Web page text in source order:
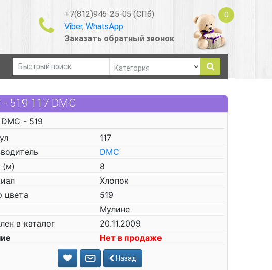
+7(812)946-25-05 (СПб)
Viber, WhatsApp
Заказать обратный звонок
0
519 117 DMC
- 519
117
DMC
(м)
8
Хлопок
цвета
519
Мулине
в каталог
20.11.2009
Нет в продаже
Назад